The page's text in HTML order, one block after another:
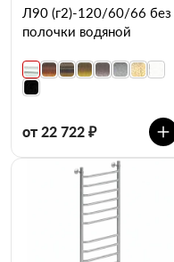
Л90 (г2)-120/60/66 без
полочки водяной
от 22 722 ₽